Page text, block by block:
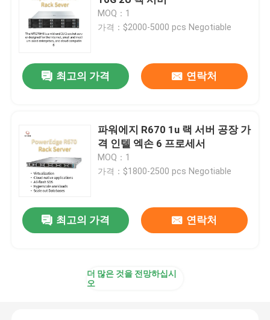
화웨이 퓨젼 서버
델 파워에지 서버
데이터콤 스위치
WLAN 장치
현명한 무선 라우터
MOQ：1
가격：$2000-5000 pcs Negotiable
최고의 가격 연락처
파워에지 R670 1u 랙 서버 공장 가
격 인텔 엑손 6 프로세서
MOQ：1
가격：$1800-2500 pcs Negotiable
최고의 가격 연락처
더 많은 것을 전망하십시
오